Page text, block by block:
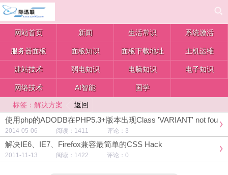
网站首页 新闻 生活常识 系统激活
服务器面板 面板知识 面板下载地址 主机运维
建站技术 弱电知识 电脑知识 电子知识
网络技术 AI智能 国学
返回
标签：解决方案
使用php的ADODB在PHP5.3+版本出现Class 'VARIANT' not fou
nd错误的解决方案
2014-05-06 阅读：1411 评论：3
解决IE6、IE7、Firefox兼容最简单的CSS Hack
2011-11-13 阅读：1422 评论：0